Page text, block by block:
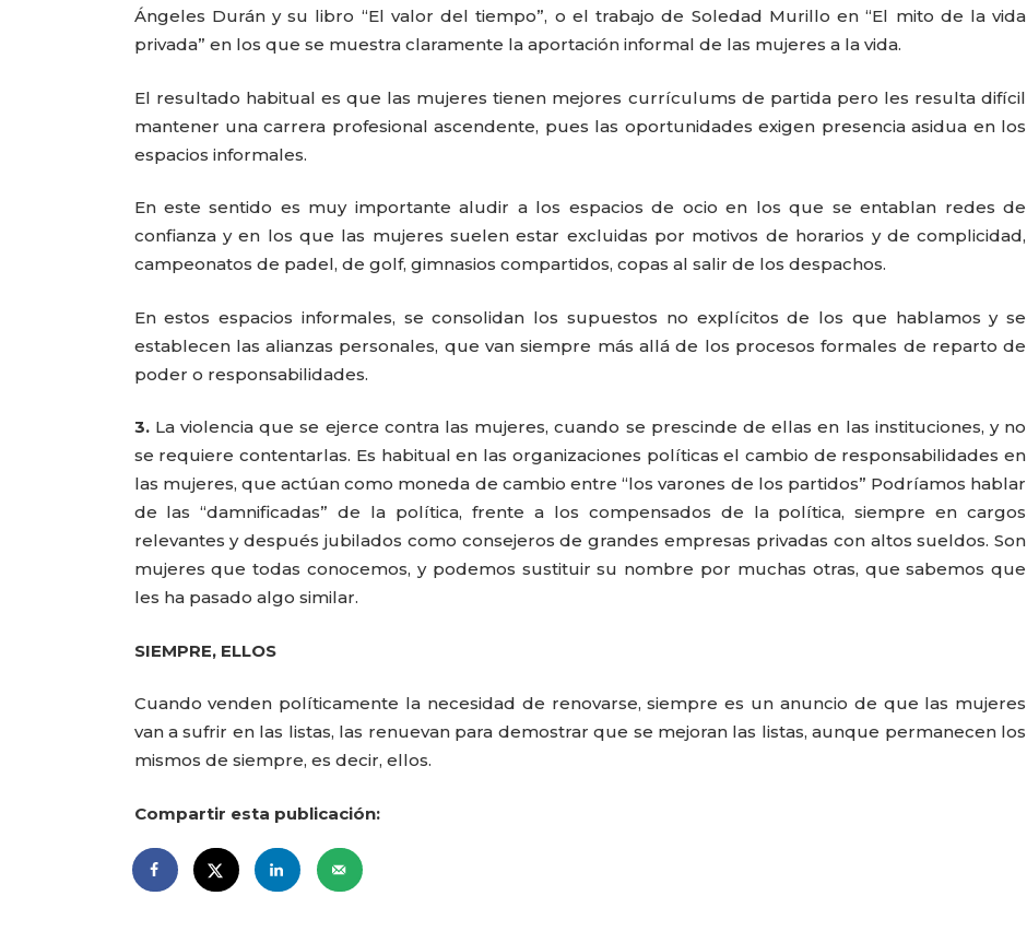
Ángeles Durán y su libro “El valor del tiempo”, o el trabajo de Soledad Murillo en “El mito de la vida
privada” en los que se muestra claramente la aportación informal de las mujeres a la vida.
El resultado habitual es que las mujeres tienen mejores currículums de partida pero les resulta difícil
mantener una carrera profesional ascendente, pues las oportunidades exigen presencia asidua en los
espacios informales.
En este sentido es muy importante aludir a los espacios de ocio en los que se entablan redes de
confianza y en los que las mujeres suelen estar excluidas por motivos de horarios y de complicidad,
campeonatos de padel, de golf, gimnasios compartidos, copas al salir de los despachos.
En estos espacios informales, se consolidan los supuestos no explícitos de los que hablamos y se
establecen las alianzas personales, que van siempre más allá de los procesos formales de reparto de
poder o responsabilidades.
3. La violencia que se ejerce contra las mujeres, cuando se prescinde de ellas en las instituciones, y no
se requiere contentarlas. Es habitual en las organizaciones políticas el cambio de responsabilidades en
las mujeres, que actúan como moneda de cambio entre “los varones de los partidos” Podríamos hablar
de las “damnificadas” de la política, frente a los compensados de la política, siempre en cargos
relevantes y después jubilados como consejeros de grandes empresas privadas con altos sueldos. Son
mujeres que todas conocemos, y podemos sustituir su nombre por muchas otras, que sabemos que
les ha pasado algo similar.
SIEMPRE, ELLOS
Cuando venden políticamente la necesidad de renovarse, siempre es un anuncio de que las mujeres
van a sufrir en las listas, las renuevan para demostrar que se mejoran las listas, aunque permanecen los
mismos de siempre, es decir, ellos.
Compartir esta publicación: